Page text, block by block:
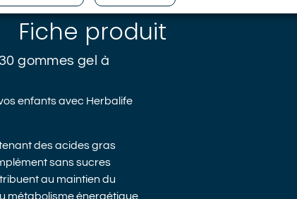
Fiche produit
30 gommes gel à
enfants avec Herbalife
des acides gras
sans sucres
au maintien du
métabolisme énergétique